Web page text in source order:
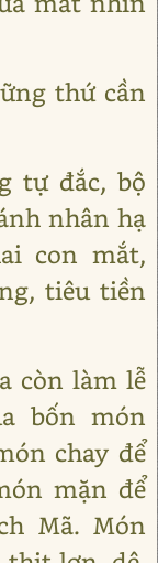
thứ cần
tự đắc, bộ
nhân hạ
con mắt,
tiêu tiền
còn làm lễ
bốn món
chay để
mặn để
Mã. Món